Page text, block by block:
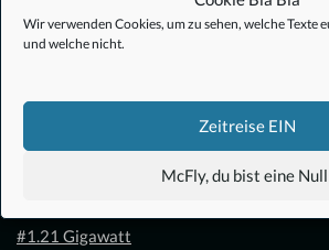
Wir verwenden Cookies, um zu sehen, welche Texte
und welche nicht.
Zeitreise EIN
McFly, du bist eine
#1.21 Gigawatt